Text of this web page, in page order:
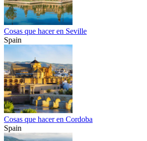
Cosas que hacer en Seville
Spain
Cosas que hacer en Cordoba
Spain